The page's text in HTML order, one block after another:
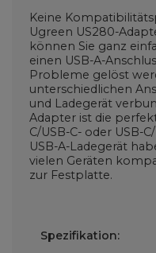
Keine
Ugreen US280-
können Sie ganz
einen USB-A-
Probleme gelöst
unterschiedlichen
und Ladegerät
Adapter ist die
C/USB-C- oder USB-
USB-A-Ladegerät
vielen Geräten
zur Festplatte.
Spezifikation: